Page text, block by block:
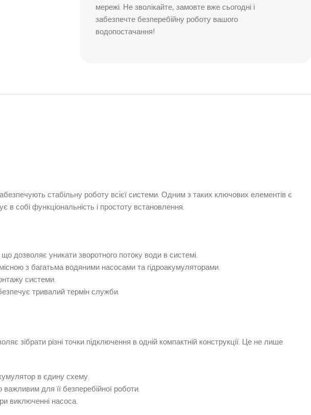
мережі. Не зволікайте, замовте вже сьогодні і
забезпечте безперебійну роботу вашого
водопостачання!
стабільну роботу всієї системи. Одним з таких ключових елементів є
собі функціональність і простоту встановлення.
дозволяє уникати зворотного потоку води в системі.
з багатьма водяними насосами та гідроакумуляторами.
системи.
тривалий термін служби.
зібрати різні точки підключення в одній компактній конструкції. Це не лише
в єдину схему.
для її безперебійної роботи.
виключенні насоса.